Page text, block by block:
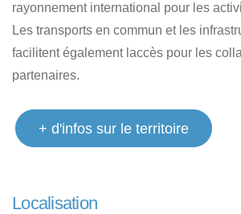
rayonnement international pour les
Les transports en commun et les
facilitent également laccès pour les
partenaires.
+ d'infos sur le territoire
Localisation